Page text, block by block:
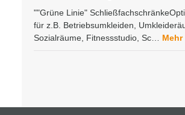
""Grüne Linie"
für z.B. Betriebsumkleiden,
Sozialräume, Fitnessstudio, Sc… Mehr